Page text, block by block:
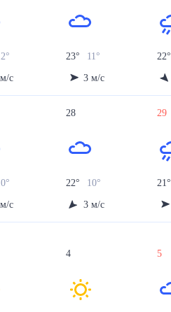
°
м/с
23° 11°
3 м/с
22°
°
м/с
28
22° 10°
3 м/с
29
21°
4 5